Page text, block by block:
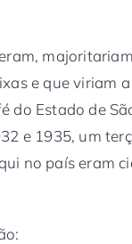
e que viriam
do Estado de
e 1935, um
no país eram